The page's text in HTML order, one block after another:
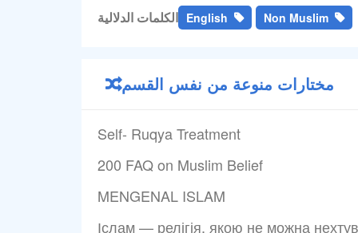
الكلمات الدلالية English Non Muslim
مختارات منوعة من نفس القسم
Self- Ruqya Treatment
200 FAQ on Muslim Belief
MENGENAL ISLAM
Іслам — релігія, якою не можна